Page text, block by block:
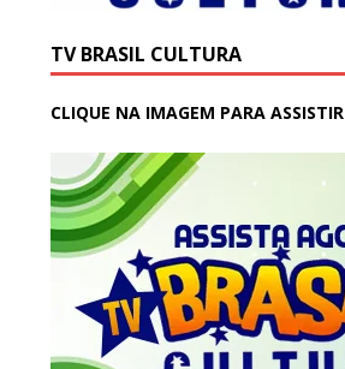
TV BRASIL CULTURA
CLIQUE NA IMAGEM PARA ASSISTIR